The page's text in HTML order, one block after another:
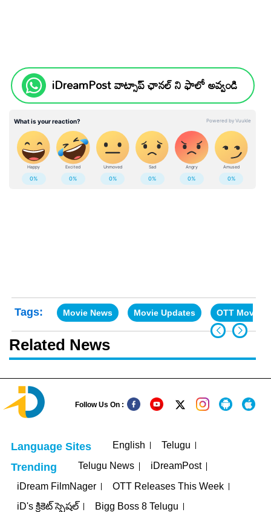
iDreamPost వాట్సాప్ ఛానల్ ని ఫాలో అవ్వండి
Tags: Movie News Movie Updates OTT Movies
Related News
Follow Us On :
Language Sites English Telugu
Trending Telugu News
iDreamPost
iDream FilmNager
OTT Releases This Week
iD's క్రికెట్ స్పెషల్
Bigg Boss 8 Telugu